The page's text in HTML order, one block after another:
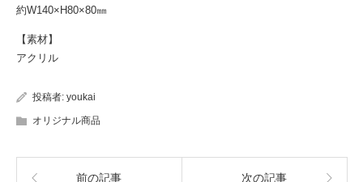
約W140×H80×80㎜
【素材】
アクリル
投稿者: youkai
オリジナル商品
前の記事 次の記事